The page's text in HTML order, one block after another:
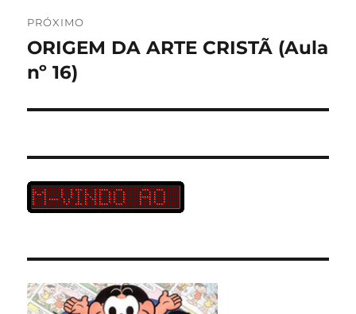
PRÓXIMO
Próximo
post:
ORIGEM DA ARTE CRISTÃ (Aula
nº 16)